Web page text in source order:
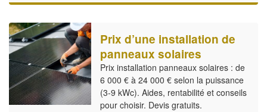
Prix d’une installation de
panneaux solaires
Prix installation panneaux solaires : de
6 000 € à 24 000 € selon la puissance
(3-9 kWc). Aides, rentabilité et conseils
pour choisir. Devis gratuits.